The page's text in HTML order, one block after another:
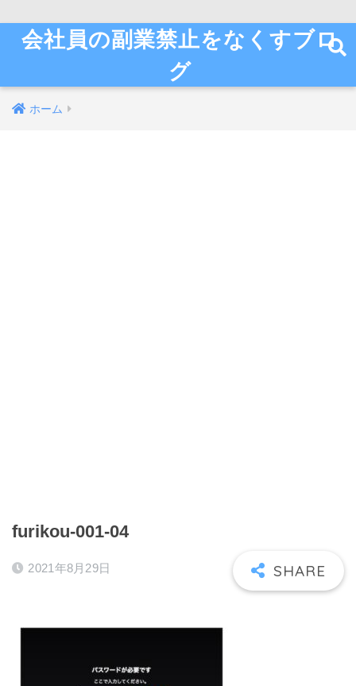
会社員の副業禁止をなくすブロ
グ
ホーム
furikou-001-04
2021年8月29日